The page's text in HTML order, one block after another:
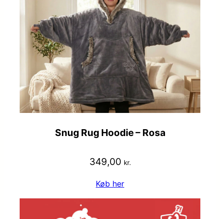
Snug Rug Hoodie – Rosa
349,00 kr.
Køb her